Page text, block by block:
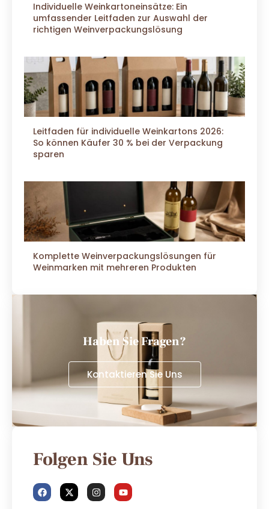
Individuelle Weinkartoneinsätze: Ein
umfassender Leitfaden zur Auswahl der
richtigen Weinverpackungslösung
Leitfaden für individuelle Weinkartons 2026:
So können Käufer 30 % bei der Verpackung
sparen
Komplette Weinverpackungslösungen für
Weinmarken mit mehreren Produkten
Haben Sie Fragen?
Kontaktieren Sie Uns
Folgen Sie Uns